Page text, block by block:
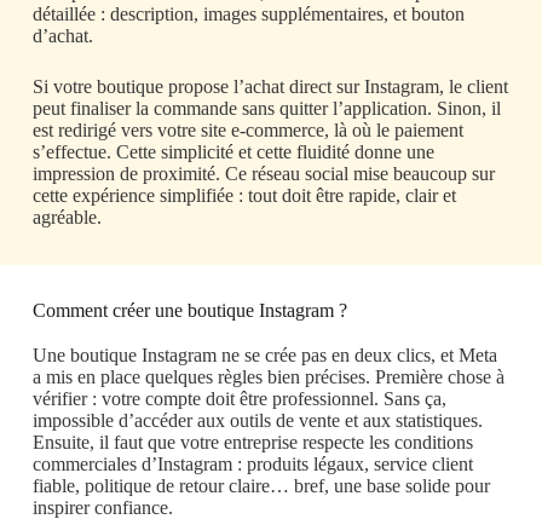
détaillée : description, images supplémentaires, et bouton
d’achat.
Si votre boutique propose l’achat direct sur Instagram, le client
peut finaliser la commande sans quitter l’application. Sinon, il
est redirigé vers votre site e-commerce, là où le paiement
s’effectue. Cette simplicité et cette fluidité donne une
impression de proximité. Ce réseau social mise beaucoup sur
cette expérience simplifiée : tout doit être rapide, clair et
agréable.
Comment créer une boutique Instagram ?
Une boutique Instagram ne se crée pas en deux clics, et Meta
a mis en place quelques règles bien précises. Première chose à
vérifier : votre compte doit être professionnel. Sans ça,
impossible d’accéder aux outils de vente et aux statistiques.
Ensuite, il faut que votre entreprise respecte les conditions
commerciales d’Instagram : produits légaux, service client
fiable, politique de retour claire… bref, une base solide pour
inspirer confiance.